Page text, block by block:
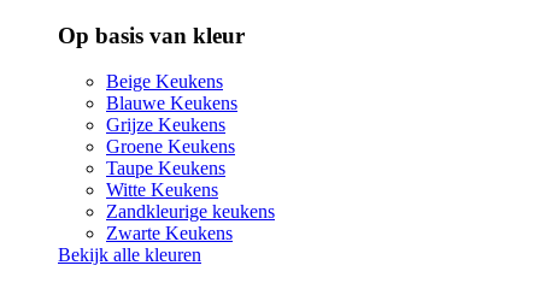
Op basis van kleur
Beige Keukens
Blauwe Keukens
Grijze Keukens
Groene Keukens
Taupe Keukens
Witte Keukens
Zandkleurige keukens
Zwarte Keukens
Bekijk alle kleuren